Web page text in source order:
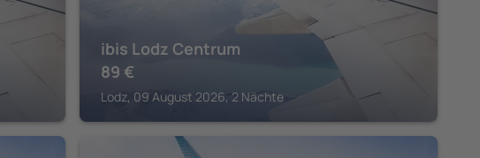
ibis Lodz Centrum
89 €
Lodz, 09 August 2026, 2 Nächte